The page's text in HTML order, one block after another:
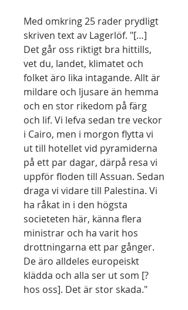
Med omkring 25 rader prydligt
skriven text av Lagerlöf. "[…]
Det går oss riktigt bra hittills,
vet du, landet, klimatet och
folket äro lika intagande. Allt är
mildare och ljusare än hemma
och en stor rikedom på färg
och lif. Vi lefva sedan tre veckor
i Cairo, men i morgon flytta vi
ut till hotellet vid pyramiderna
på ett par dagar, därpå resa vi
uppför floden till Assuan. Sedan
draga vi vidare till Palestina. Vi
ha råkat in i den högsta
societeten här, känna flera
ministrar och ha varit hos
drottningarna ett par gånger.
De äro alldeles europeiskt
klädda och alla ser ut som [?
hos oss]. Det är stor skada."